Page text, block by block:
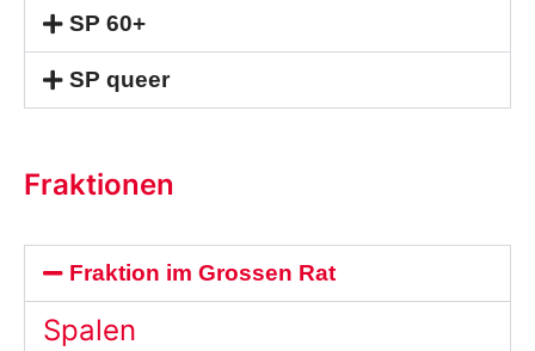
SP 60+
SP queer
Fraktionen
Fraktion im Grossen Rat
Spalen